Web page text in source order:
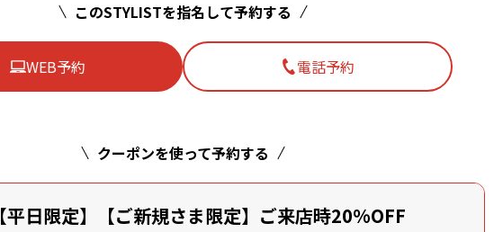
このSTYLISTを指名して予約する
WEB予約 電話予約
クーポンを使って予約する
【平日限定】【ご新規さま限定】ご来店時20%OFF